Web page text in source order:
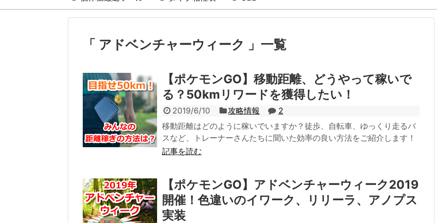
「 アドベンチャーウィーク 」一覧
【ポケモンGO】移動距離、どうやって稼いで
る？50kmリワードを獲得したい！
2019/6/10 攻略情報
2
移動距離はどのように稼いでいますか？徒歩、自転車、ゆっくり走るバ
スなど、トレーナーさんたちに聞いた効率の良い方法をご紹介します！
記事を読む
【ポケモンGO】アドベンチャーウィーク2019
開催！色違いのイワーク、リリーラ、アノプス
実装